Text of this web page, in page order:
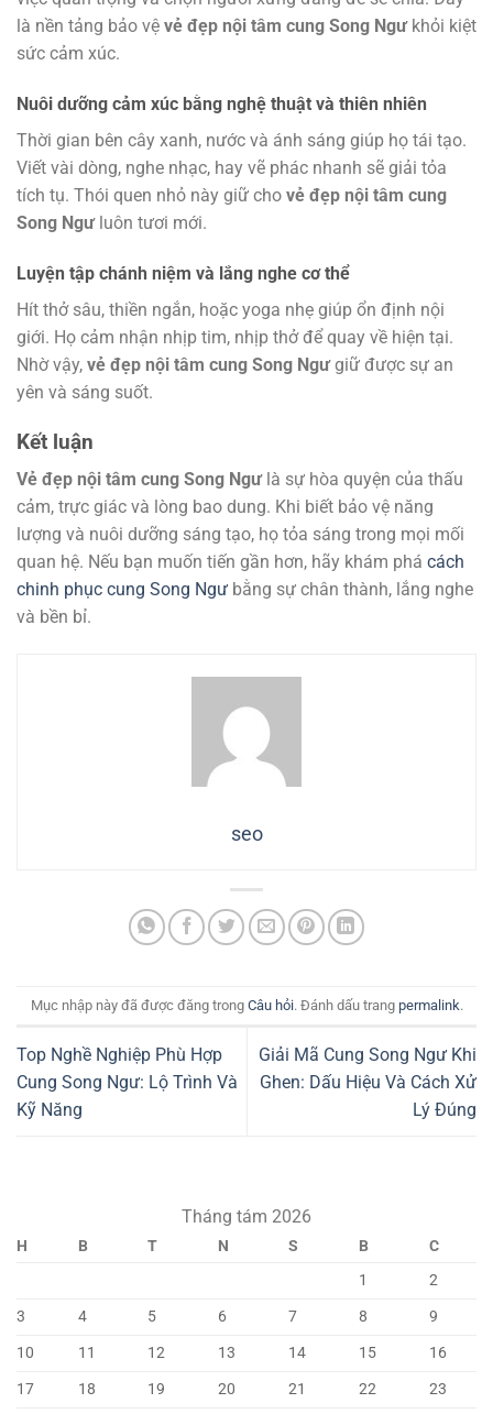
là nền tảng bảo vệ vẻ đẹp nội tâm cung Song Ngưkhỏi kiệt
sức cảm xúc.
Nuôi dưỡng cảm xúc bằng nghệ thuật và thiên nhiên
Thời gian bên cây xanh, nước và ánh sáng giúp họ tái tạo.
Viết vài dòng, nghe nhạc, hay vẽ phác nhanh sẽ giải tỏa
tích tụ. Thói quen nhỏ này giữ cho vẻ đẹp nội tâm cung
Song Ngưluôn tươi mới.
Luyện tập chánh niệm và lắng nghe cơ thể
Hít thở sâu, thiền ngắn, hoặc yoga nhẹ giúp ổn định nội
giới. Họ cảm nhận nhịp tim, nhịp thở để quay về hiện tại.
Nhờ vậy, vẻ đẹp nội tâm cung Song Ngưgiữ được sự an
yên và sáng suốt.
Kết luận
Vẻ đẹp nội tâm cung Song Ngưlà sự hòa quyện của thấu
cảm, trực giác và lòng bao dung. Khi biết bảo vệ năng
lượng và nuôi dưỡng sáng tạo, họ tỏa sáng trong mọi mối
quan hệ. Nếu bạn muốn tiến gần hơn, hãy khám phá cách
chinh phục cung Song Ngư bằng sự chân thành, lắng nghe
và bền bỉ.
seo
Mục nhập này đã được đăng trong Câu hỏi. Đánh dấu trang permalink.
Top Nghề Nghiệp Phù Hợp
Cung Song Ngư: Lộ Trình Và
Kỹ Năng
Giải Mã Cung Song Ngư Khi
Ghen: Dấu Hiệu Và Cách Xử
Lý Đúng
Tháng tám 2026
H B T N S B
C
1
2
3
4 5 6 7 8
9
10
11 12 13 14 15
16
17
18 19 20 21 22
23